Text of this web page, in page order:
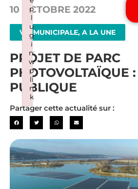
10 OCTOBRE 2022
VIE MUNICIPALE, A LA UNE
PROJET DE PARC
PHOTOVOLTAÏQUE
PUBLIQUE
Partager cette actualité sur :
p
l
u
g
i
n:
w
p
li
n
k
Failed to initialize plugin: wplink